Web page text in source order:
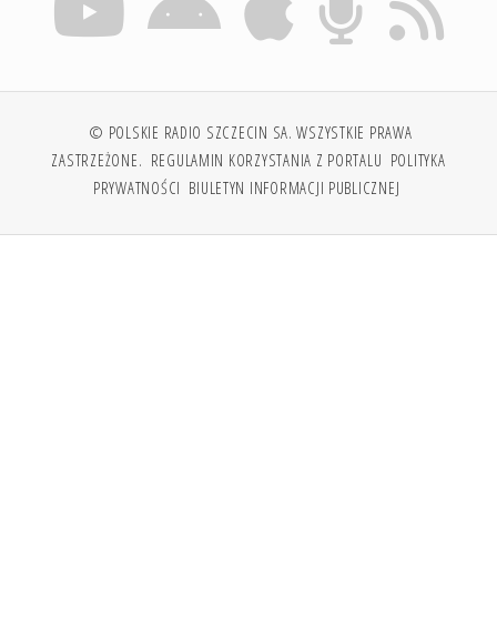
© POLSKIE RADIO SZCZECIN SA. WSZYSTKIE PRAWA
ZASTRZEŻONE. REGULAMIN KORZYSTANIA Z PORTALU POLITYKA
PRYWATNOŚCI BIULETYN INFORMACJI PUBLICZNEJ